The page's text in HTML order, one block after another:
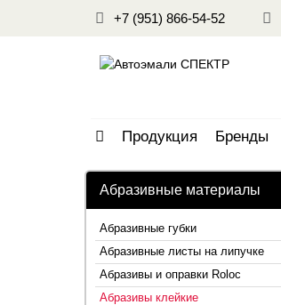
+7 (951) 866-54-52
Продукция Бренды
Абразивные материалы
Абразивные губки
Абразивные листы на липучке
Абразивы и оправки Roloc
Абразивы клейкие